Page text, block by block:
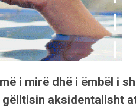
i mirë dhë i ëmbël i
aksidentalisht